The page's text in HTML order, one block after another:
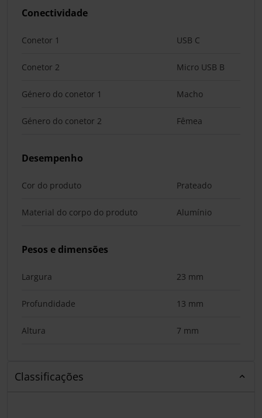
Conectividade
Conetor 1 USB C
Conetor 2 Micro USB B
Género do conetor 1 Macho
Género do conetor 2 Fêmea
Desempenho
Cor do produto Prateado
Material do corpo do produto Alumínio
Pesos e dimensões
Largura 23 mm
Profundidade 13 mm
Altura 7 mm
Classificações